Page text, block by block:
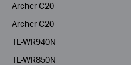
Archer C20
Archer C20
TL-WR940N
TL-WR850N